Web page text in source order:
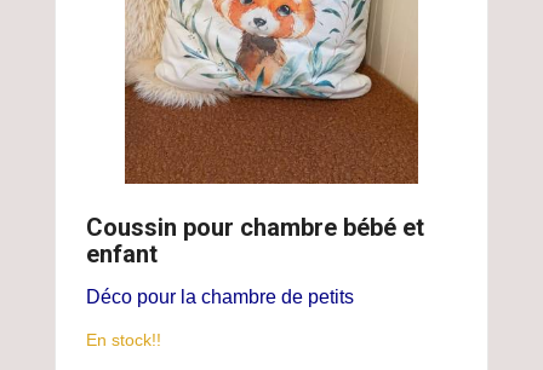
Coussin pour chambre bébé et
enfant
Déco pour la chambre de petits
En stock!!